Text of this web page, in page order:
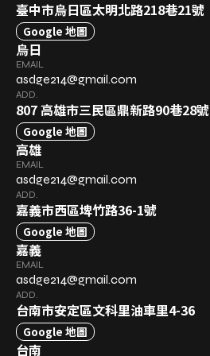
臺中市烏日區太明北路218巷21號
Google 地圖
烏日
EMAIL
asdge214@gmail.com
ADD.
807 高雄市三民區鼎新路90巷28號
Google 地圖
高雄
EMAIL
asdge214@gmail.com
ADD.
嘉義市西區埤竹路36-1號
Google 地圖
嘉義
EMAIL
asdge214@gmail.com
ADD.
台南市安定區文科里油車里4-36
Google 地圖
台南